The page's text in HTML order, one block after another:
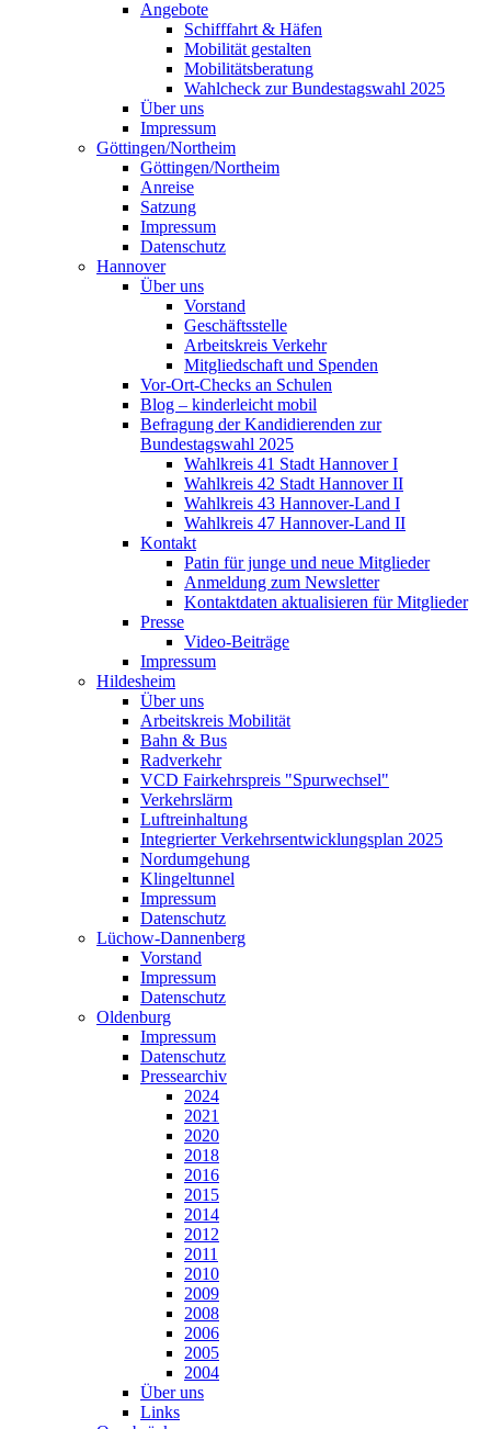
Angebote
Schifffahrt & Häfen
Mobilität gestalten
Mobilitätsberatung
Wahlcheck zur Bundestagswahl 2025
Über uns
Impressum
Göttingen/Northeim
Göttingen/Northeim
Anreise
Satzung
Impressum
Datenschutz
Hannover
Über uns
Vorstand
Geschäftsstelle
Arbeitskreis Verkehr
Mitgliedschaft und Spenden
Vor-Ort-Checks an Schulen
Blog – kinderleicht mobil
Befragung der Kandidierenden zur
Bundestagswahl 2025
Wahlkreis 41 Stadt Hannover I
Wahlkreis 42 Stadt Hannover II
Wahlkreis 43 Hannover-Land I
Wahlkreis 47 Hannover-Land II
Kontakt
Patin für junge und neue Mitglieder
Anmeldung zum Newsletter
Kontaktdaten aktualisieren für Mitglieder
Presse
Video-Beiträge
Impressum
Hildesheim
Über uns
Arbeitskreis Mobilität
Bahn & Bus
Radverkehr
VCD Fairkehrspreis "Spurwechsel"
Verkehrslärm
Luftreinhaltung
Integrierter Verkehrsentwicklungsplan 2025
Nordumgehung
Klingeltunnel
Impressum
Datenschutz
Lüchow-Dannenberg
Vorstand
Impressum
Datenschutz
Oldenburg
Impressum
Datenschutz
Pressearchiv
2024
2021
2020
2018
2016
2015
2014
2012
2011
2010
2009
2008
2006
2005
2004
Über uns
Links